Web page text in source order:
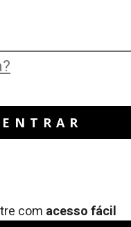
ENTRAR
com acesso fácil